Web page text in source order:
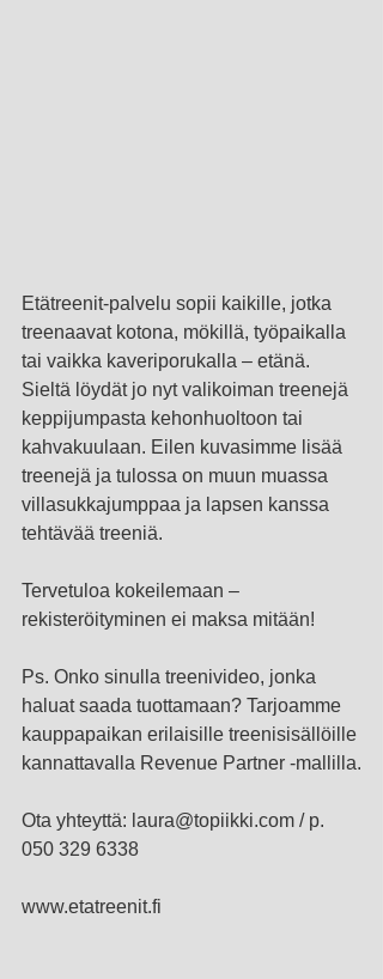
Etätreenit-palvelu sopii kaikille, jotka
treenaavat kotona, mökillä, työpaikalla
tai vaikka kaveriporukalla – etänä.
Sieltä löydät jo nyt valikoiman treenejä
keppijumpasta kehonhuoltoon tai
kahvakuulaan. Eilen kuvasimme lisää
treenejä ja tulossa on muun muassa
villasukkajumppaa ja lapsen kanssa
tehtävää treeniä.
Tervetuloa kokeilemaan –
rekisteröityminen ei maksa mitään!
Ps. Onko sinulla treenivideo, jonka
haluat saada tuottamaan? Tarjoamme
kauppapaikan erilaisille treenisisällöille
kannattavalla Revenue Partner -mallilla.
Ota yhteyttä: laura@topiikki.com / p.
050 329 6338
www.etatreenit.fi